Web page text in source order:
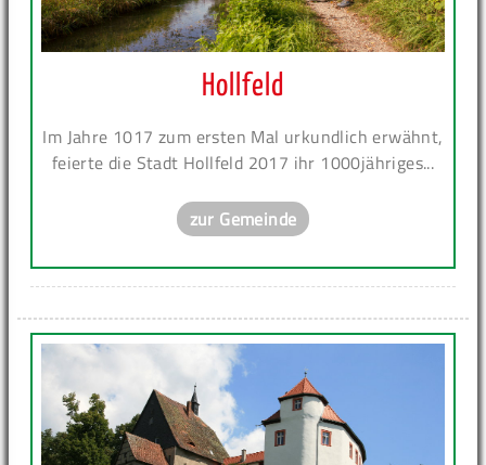
Hollfeld
Im Jahre 1017 zum ersten Mal urkundlich erwähnt,
feierte die Stadt Hollfeld 2017 ihr 1000jähriges...
zur Gemeinde